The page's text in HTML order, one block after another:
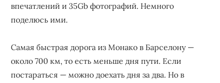
впечатлений и 35Gb фотографий. Немного
поделюсь ими.
Самая быстрая дорога из Монако в Барселону —
около 700 км, то есть меньше дня пути. Если
постараться — можно доехать дня за два. Но в